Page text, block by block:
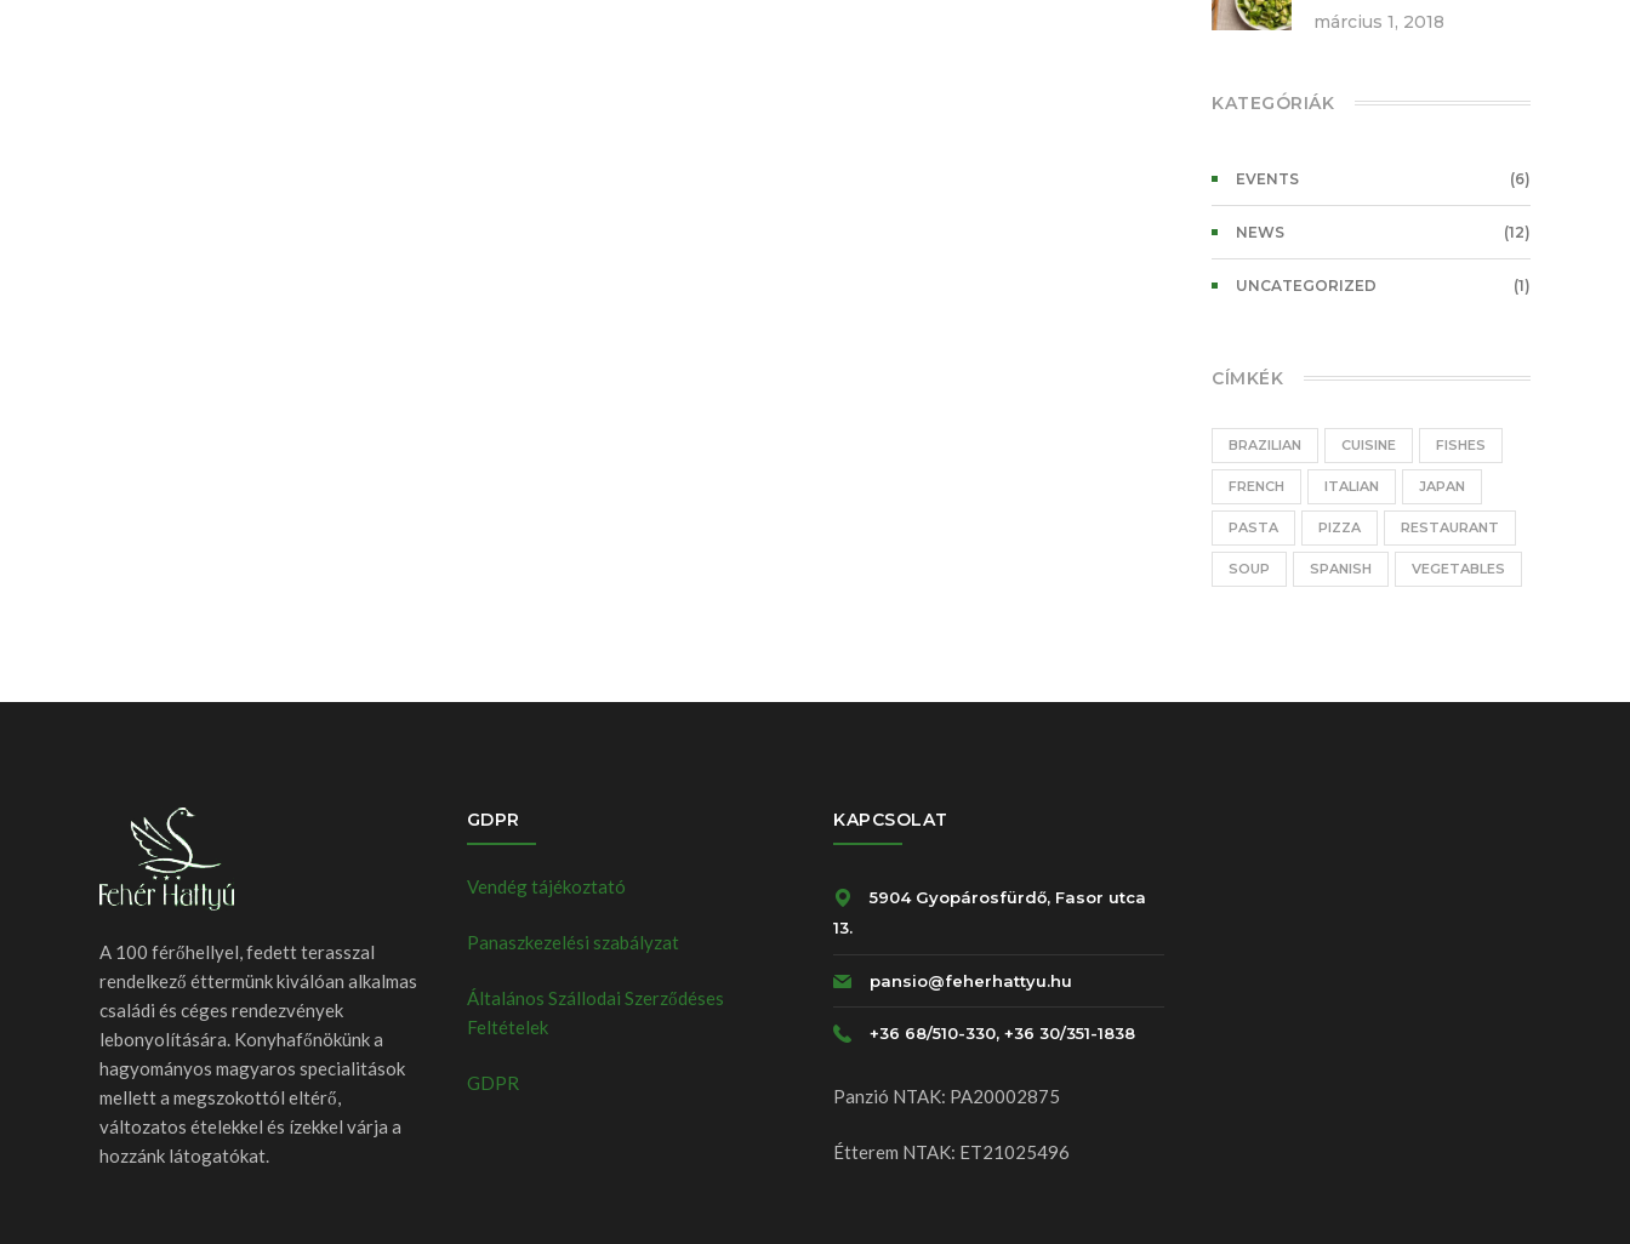
március 1, 2018
KATEGÓRIÁK
EVENTS (6)
NEWS (12)
UNCATEGORIZED (1)
CÍMKÉK
BRAZILIAN CUISINE FISHES
FRENCH ITALIAN JAPAN
PASTA PIZZA RESTAURANT
SOUP SPANISH VEGETABLES
A 100 férőhellyel, fedett terasszal
rendelkező éttermünk kiválóan alkalmas
családi és céges rendezvények
lebonyolítására. Konyhafőnökünk a
hagyományos magyaros specialitások
mellett a megszokottól eltérő,
változatos ételekkel és ízekkel várja a
hozzánk látogatókat.
GDPR
Vendég tájékoztató
Panaszkezelési szabályzat
Általános Szállodai Szerződéses
Feltételek
GDPR
KAPCSOLAT
5904 Gyopárosfürdő, Fasor utca
13.
pansio@feherhattyu.hu
+36 68/510-330, +36 30/351-1838
Panzió NTAK: PA20002875
Étterem NTAK: ET21025496